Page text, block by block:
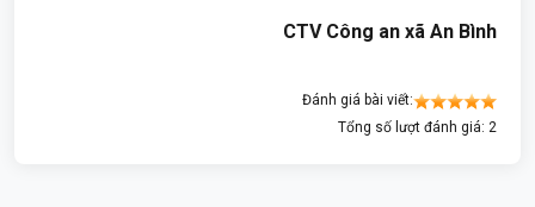
CTV Công an xã An Bình
Đánh giá bài viết:
Tổng số lượt đánh giá: 2